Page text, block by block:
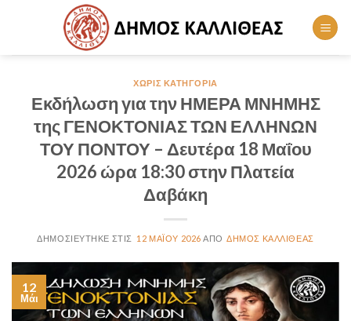
ΧΩΡΊΣ ΚΑΤΗΓΟΡΊΑ
Εκδήλωση για την ΗΜΕΡΑ ΜΝΗΜΗΣ
της ΓΕΝΟΚΤΟΝΙΑΣ ΤΩΝ ΕΛΛΗΝΩΝ
ΤΟΥ ΠΟΝΤΟΥ – Δευτέρα 18 Μαΐου
2026 ώρα 18:30 στην Πλατεία
Δαβάκη
12 ΜΑΪ́ΟΥ 2026 ΔΉΜΟΣ ΚΑΛΛΙΘΈΑΣ
12
Μάι